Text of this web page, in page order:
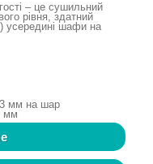
– це сушильний
рівня, здатний
усередині шафи на
мм на шар
мм